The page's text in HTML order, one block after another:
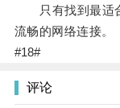
只有找到最适合
流畅的网络连接。
#18#
评论